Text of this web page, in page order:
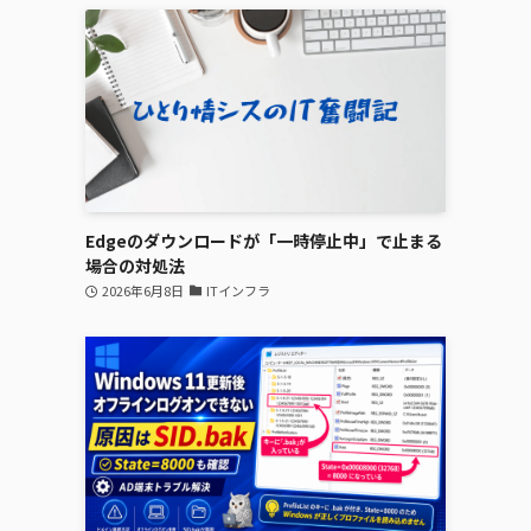
Edgeのダウンロードが「一時停止中」で止まる
場合の対処法
2026年6月8日 ITインフラ